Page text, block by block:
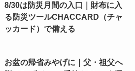
8/30は防災月間の入口｜財布に入
る防災ツールCHACCARD（チャ
ッカード）で備える
お盆の帰省みやげに｜父・祖父へ